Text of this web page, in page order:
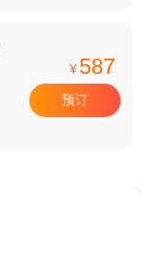
¥ 587
预订